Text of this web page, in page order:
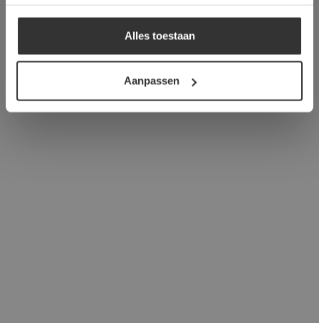
Alles toestaan
Aanpassen
ALLES AFWIJZEN
DETAILS WEERGEVEN